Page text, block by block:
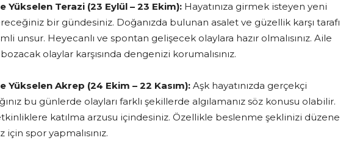
Yükselen Terazi (23 Eylül – 23 Ekim): Hayatınıza girmek isteyen yeni
bir gündesiniz. Doğanızda bulunan asalet ve güzellik karşı tarafı
unsur. Heyecanlı ve spontan gelişecek olaylara hazır olmalısınız. Aile
olaylar karşısında dengenizi korumalısınız.
Yükselen Akrep (24 Ekim – 22 Kasım): Aşk hayatınızda gerçekçi
bu günlerde olayları farklı şekillerde algılamanız söz konusu olabilir.
katılma arzusu içindesiniz. Özellikle beslenme şeklinizi düzene
için spor yapmalısınız.